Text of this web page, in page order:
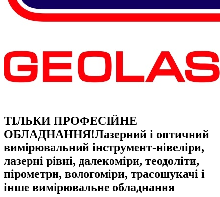
ТІЛЬКИ ПРОФЕСІЙНЕ
ОБЛАДНАННЯ!Лазерний і оптичний
вимірювальний інструмент-нівеліри,
лазерні рівні, далекоміри, теодоліти,
пірометри, вологоміри, трасошукачі і
інше вимірювальне обладнання